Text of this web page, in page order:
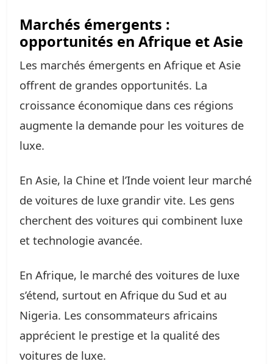
Marchés émergents :
opportunités en Afrique et Asie
Les marchés émergents en Afrique et Asie
offrent de grandes opportunités. La
croissance économique dans ces régions
augmente la demande pour les voitures de
luxe.
En Asie, la Chine et l’Inde voient leur marché
de voitures de luxe grandir vite. Les gens
cherchent des voitures qui combinent luxe
et technologie avancée.
En Afrique, le marché des voitures de luxe
s’étend, surtout en Afrique du Sud et au
Nigeria. Les consommateurs africains
apprécient le prestige et la qualité des
voitures de luxe.